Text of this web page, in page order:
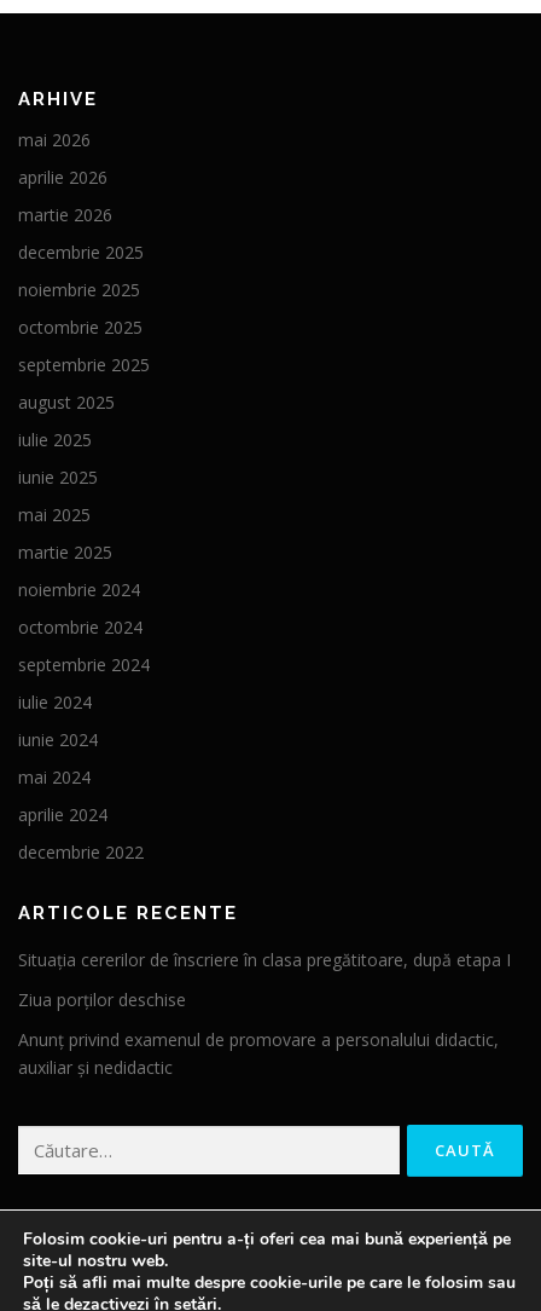
ARHIVE
mai 2026
aprilie 2026
martie 2026
decembrie 2025
noiembrie 2025
octombrie 2025
septembrie 2025
august 2025
iulie 2025
iunie 2025
mai 2025
martie 2025
noiembrie 2024
octombrie 2024
septembrie 2024
iulie 2024
iunie 2024
mai 2024
aprilie 2024
decembrie 2022
ARTICOLE RECENTE
Situația cererilor de înscriere în clasa pregătitoare, după etapa I
Ziua porților deschise
Anunț privind examenul de promovare a personalului didactic,
auxiliar și nedidactic
Caută după:
Drepturi de autor © 2026 ȘCOALA SULIȚA
Folosim cookie-uri pentru a-ți oferi cea mai bună experiență pe
site-ul nostru web.
Poți să afli mai multe despre cookie-urile pe care le folosim sau
să le dezactivezi în setări.